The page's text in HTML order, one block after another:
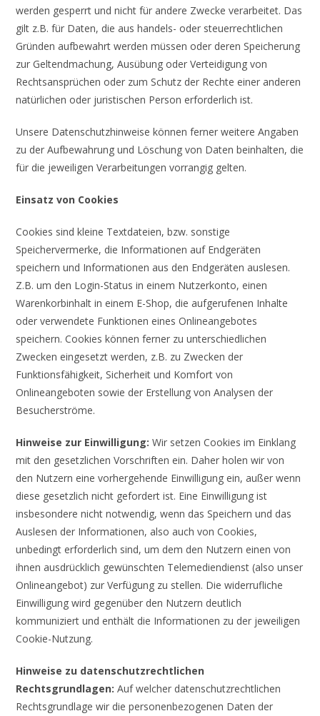
werden gesperrt und nicht für andere Zwecke verarbeitet. Das
gilt z.B. für Daten, die aus handels- oder steuerrechtlichen
Gründen aufbewahrt werden müssen oder deren Speicherung
zur Geltendmachung, Ausübung oder Verteidigung von
Rechtsansprüchen oder zum Schutz der Rechte einer anderen
natürlichen oder juristischen Person erforderlich ist.
Unsere Datenschutzhinweise können ferner weitere Angaben
zu der Aufbewahrung und Löschung von Daten beinhalten, die
für die jeweiligen Verarbeitungen vorrangig gelten.
Einsatz von Cookies
Cookies sind kleine Textdateien, bzw. sonstige
Speichervermerke, die Informationen auf Endgeräten
speichern und Informationen aus den Endgeräten auslesen.
Z.B. um den Login-Status in einem Nutzerkonto, einen
Warenkorbinhalt in einem E-Shop, die aufgerufenen Inhalte
oder verwendete Funktionen eines Onlineangebotes
speichern. Cookies können ferner zu unterschiedlichen
Zwecken eingesetzt werden, z.B. zu Zwecken der
Funktionsfähigkeit, Sicherheit und Komfort von
Onlineangeboten sowie der Erstellung von Analysen der
Besucherströme.
Hinweise zur Einwilligung:Wir setzen Cookies im Einklang
mit den gesetzlichen Vorschriften ein. Daher holen wir von
den Nutzern eine vorhergehende Einwilligung ein, außer wenn
diese gesetzlich nicht gefordert ist. Eine Einwilligung ist
insbesondere nicht notwendig, wenn das Speichern und das
Auslesen der Informationen, also auch von Cookies,
unbedingt erforderlich sind, um dem den Nutzern einen von
ihnen ausdrücklich gewünschten Telemediendienst (also unser
Onlineangebot) zur Verfügung zu stellen. Die widerrufliche
Einwilligung wird gegenüber den Nutzern deutlich
kommuniziert und enthält die Informationen zu der jeweiligen
Cookie-Nutzung.
Hinweise zu datenschutzrechtlichen
Rechtsgrundlagen:Auf welcher datenschutzrechtlichen
Rechtsgrundlage wir die personenbezogenen Daten der